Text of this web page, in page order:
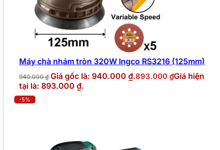
Máy chà nhám tròn 320W Ingco RS3216 (125mm)
940.000₫ Giá gốc là: 940.000 ₫.893.000 ₫Giá hiện
tại là: 893.000 ₫.
-5%